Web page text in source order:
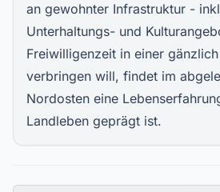
an gewohnter Infrastruktur -
Unterhaltungs- und
Freiwilligenzeit in einer
verbringen will, findet im
Nordosten eine
Landleben geprägt ist.